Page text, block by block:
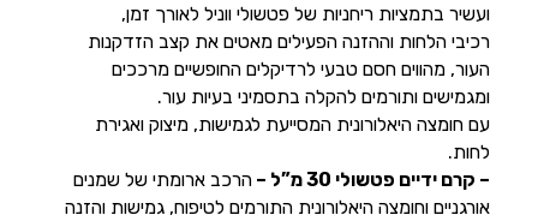
ועשיר בתמציות ריחניות של פטשולי ווניל לאורך זמן,
רכיבי הלחות וההזנה הפעילים מאטים את קצב הזדקנות
העור, מהווים חסם טבעי לרדיקלים החופשיים מרככים
ומגמישים ותורמים להקלה בתסמיני בעיות עור.
עם חומצה היאלורונית המסייעת לגמישות, מיצוק ואגירת
לחות.
– קרם ידיים פטשולי 30 מ”ל –
הרכב ארומתי של שמנים
אורגניים וחומצה היאלורונית התורמים לטיפוח, גמישות והזנה